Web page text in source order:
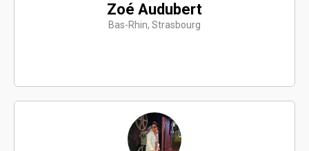
Zoé Audubert
Bas-Rhin, Strasbourg